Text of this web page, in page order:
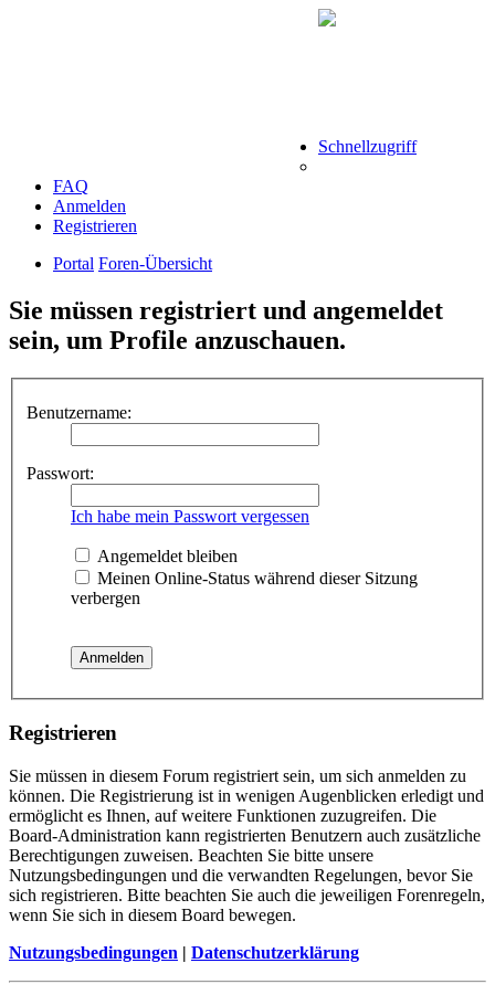
Schnellzugriff
FAQ
Anmelden
Registrieren
Portal Foren-Übersicht
Sie müssen registriert und angemeldet
sein, um Profile anzuschauen.
Benutzername:
Passwort:
Ich habe mein Passwort vergessen
Angemeldet bleiben
Meinen Online-Status während dieser Sitzung
verbergen
Registrieren
Sie müssen in diesem Forum registriert sein, um sich anmelden zu
können. Die Registrierung ist in wenigen Augenblicken erledigt und
ermöglicht es Ihnen, auf weitere Funktionen zuzugreifen. Die
Board-Administration kann registrierten Benutzern auch zusätzliche
Berechtigungen zuweisen. Beachten Sie bitte unsere
Nutzungsbedingungen und die verwandten Regelungen, bevor Sie
sich registrieren. Bitte beachten Sie auch die jeweiligen Forenregeln,
wenn Sie sich in diesem Board bewegen.
Nutzungsbedingungen | Datenschutzerklärung